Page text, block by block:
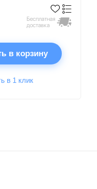
Бесплатная
доставка
в корзину
в 1 клик